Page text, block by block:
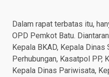
Dalam rapat terbatas itu,
OPD Pemkot Batu.
Kepala BKAD⁠, Kepala
Perhubungan, Kasatpol PP,
Kepala Dinas Pariwisata,